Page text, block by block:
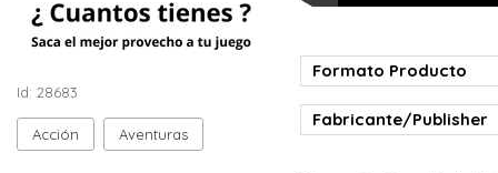
Id: 28683
Acción Aventuras
Formato Producto
Fabricante/Publisher